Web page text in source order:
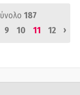
187
9 10 11 12 ›